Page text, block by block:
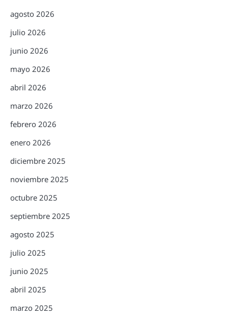
agosto 2026
julio 2026
junio 2026
mayo 2026
abril 2026
marzo 2026
febrero 2026
enero 2026
diciembre 2025
noviembre 2025
octubre 2025
septiembre 2025
agosto 2025
julio 2025
junio 2025
abril 2025
marzo 2025